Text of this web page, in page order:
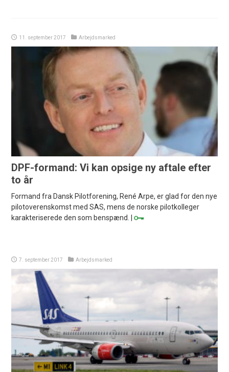
11. september 2017 Arbejdsmarked
DPF-formand: Vi kan opsige ny aftale efter
to år
Formand fra Dansk Pilotforening, René Arpe, er glad for den nye
pilotoverenskomst med SAS, mens de norske pilotkolleger
karakteriserede den som benspænd. |
7. september 2017 Arbejdsmarked